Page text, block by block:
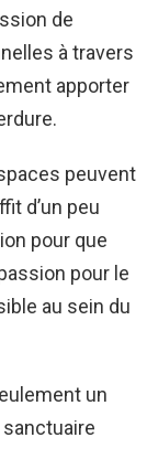
de
à travers
apporter
peuvent
d’un peu
pour que
pour le
au sein du
un